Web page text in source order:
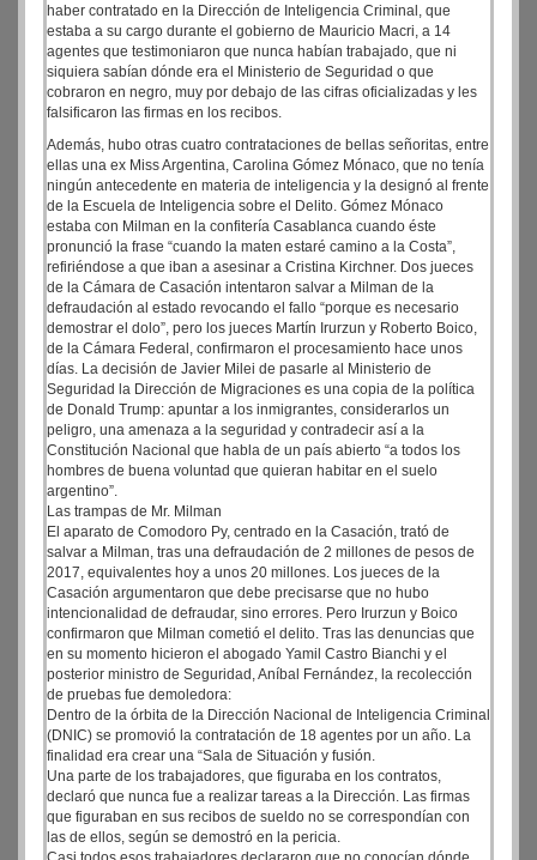
haber contratado en la Dirección de Inteligencia Criminal, que
estaba a su cargo durante el gobierno de Mauricio Macri, a 14
agentes que testimoniaron que nunca habían trabajado, que ni
siquiera sabían dónde era el Ministerio de Seguridad o que
cobraron en negro, muy por debajo de las cifras oficializadas y les
falsificaron las firmas en los recibos.
Además, hubo otras cuatro contrataciones de bellas señoritas, entre
ellas una ex Miss Argentina, Carolina Gómez Mónaco, que no tenía
ningún antecedente en materia de inteligencia y la designó al frente
de la Escuela de Inteligencia sobre el Delito. Gómez Mónaco
estaba con Milman en la confitería Casablanca cuando éste
pronunció la frase “cuando la maten estaré camino a la Costa”,
refiriéndose a que iban a asesinar a Cristina Kirchner. Dos jueces
de la Cámara de Casación intentaron salvar a Milman de la
defraudación al estado revocando el fallo “porque es necesario
demostrar el dolo”, pero los jueces Martín Irurzun y Roberto Boico,
de la Cámara Federal, confirmaron el procesamiento hace unos
días. La decisión de Javier Milei de pasarle al Ministerio de
Seguridad la Dirección de Migraciones es una copia de la política
de Donald Trump: apuntar a los inmigrantes, considerarlos un
peligro, una amenaza a la seguridad y contradecir así a la
Constitución Nacional que habla de un país abierto “a todos los
hombres de buena voluntad que quieran habitar en el suelo
argentino”.
Las trampas de Mr. Milman
El aparato de Comodoro Py, centrado en la Casación, trató de
salvar a Milman, tras una defraudación de 2 millones de pesos de
2017, equivalentes hoy a unos 20 millones. Los jueces de la
Casación argumentaron que debe precisarse que no hubo
intencionalidad de defraudar, sino errores. Pero Irurzun y Boico
confirmaron que Milman cometió el delito. Tras las denuncias que
en su momento hicieron el abogado Yamil Castro Bianchi y el
posterior ministro de Seguridad, Aníbal Fernández, la recolección
de pruebas fue demoledora:
Dentro de la órbita de la Dirección Nacional de Inteligencia Criminal
(DNIC) se promovió la contratación de 18 agentes por un año. La
finalidad era crear una “Sala de Situación y fusión.
Una parte de los trabajadores, que figuraba en los contratos,
declaró que nunca fue a realizar tareas a la Dirección. Las firmas
que figuraban en sus recibos de sueldo no se correspondían con
las de ellos, según se demostró en la pericia.